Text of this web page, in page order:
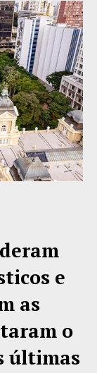
e
as
o
últimas